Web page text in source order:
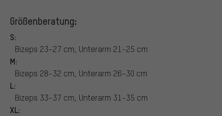
Größenberatung:
S:
Bizeps 23-27 cm, Unterarm 21-25 cm
M:
Bizeps 28-32 cm, Unterarm 26-30 cm
L:
Bizeps 33-37 cm, Unterarm 31-35 cm
XL: